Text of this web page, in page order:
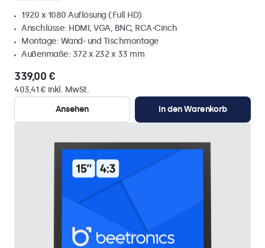
1920 x 1080 Auflösung (Full HD)
Anschlüsse: HDMI, VGA, BNC, RCA-Cinch
Montage: Wand- und Tischmontage
Außenmaße: 372 x 232 x 33 mm
339,00 €
403,41 € inkl. MwSt.
Ansehen
In den Warenkorb